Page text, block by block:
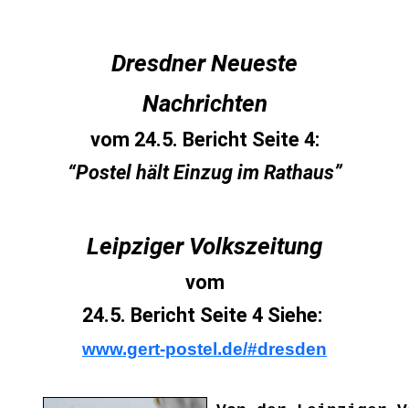
Dresdner Neueste
Nachrichten
vom 24.5. Bericht Seite 4:
“Postel hält Einzug im Rathaus”
Leipziger Volkszeitung
vom
24.5. Bericht Seite 4 Siehe:
www.gert-postel.de/#dresden